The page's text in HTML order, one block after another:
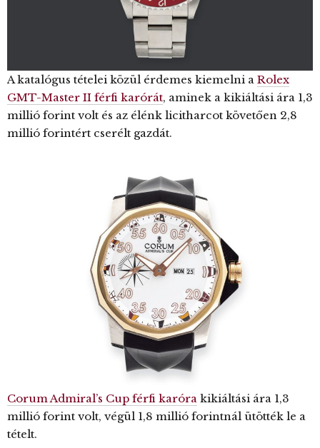
A katalógus tételei közül érdemes kiemelni a Rolex
GMT-Master II férfi karórát, aminek a kikiáltási ára 1,3
millió forint volt és az élénk licitharcot követően 2,8
millió forintért cserélt gazdát.
Corum Admiral’s Cup férfi karóra kikiáltási ára 1,3
millió forint volt, végül 1,8 millió forintnál ütötték le a
tételt.